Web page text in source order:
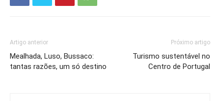
Artigo anterior
Mealhada, Luso, Bussaco:
tantas razões, um só destino
Próximo artigo
Turismo sustentável no
Centro de Portugal